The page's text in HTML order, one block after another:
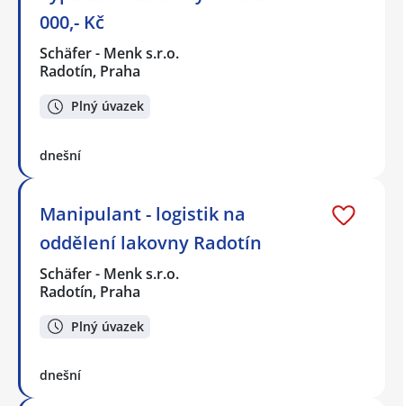
000,- Kč
Schäfer - Menk s.r.o.
Radotín, Praha
Plný úvazek
dnešní
Manipulant - logistik na
oddělení lakovny Radotín
Schäfer - Menk s.r.o.
Radotín, Praha
Plný úvazek
dnešní